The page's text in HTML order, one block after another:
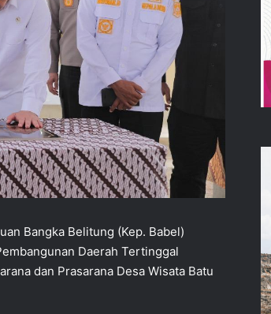
Bangka Belitung (Kep. Babel)
Daerah Tertinggal
dan Prasarana Desa Wisata Batu